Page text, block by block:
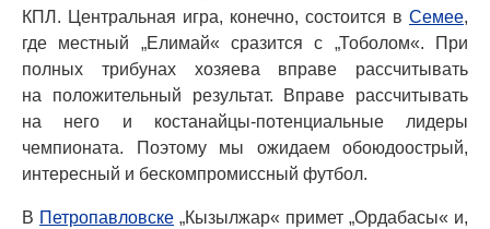
КПЛ. Центральная игра, конечно, состоится в Семее,
где местный „Елимай« сразится с „Тоболом«. При
полных трибунах хозяева вправе рассчитывать
на положительный результат. Вправе рассчитывать
на него и костанайцы-потенциальные лидеры
чемпионата. Поэтому мы ожидаем обоюдоострый,
интересный и бескомпромиссный футбол.
В Петропавловске „Кызылжар« примет „Ордабасы« и,